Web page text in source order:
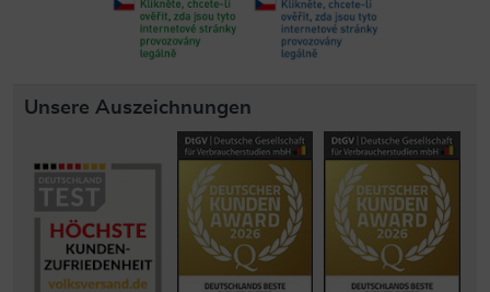
Unsere Auszeichnungen